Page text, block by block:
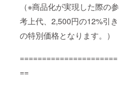
（※商品化が実現した際の参
考上代、2,500円の12%引き
の特別価格となります。）
======================
==